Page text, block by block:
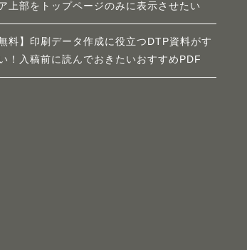
上部をトップページのみに表示させたい
無料】印刷データ作成に役立つDTP資料がす
！入稿前に読んでおきたいおすすめPDF